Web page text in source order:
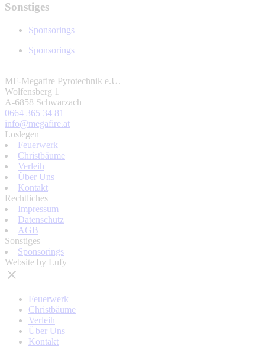
Sonstiges
Sponsorings
Sponsorings
MF-Megafire Pyrotechnik e.U.
Wolfensberg 1
A-6858 Schwarzach
0664 365 34 81
info@megafire.at
Loslegen
Feuerwerk
Christbäume
Verleih
Über Uns
Kontakt
Rechtliches
Impressum
Datenschutz
AGB
Sonstiges
Sponsorings
Website by Lufy
Feuerwerk
Christbäume
Verleih
Über Uns
Kontakt